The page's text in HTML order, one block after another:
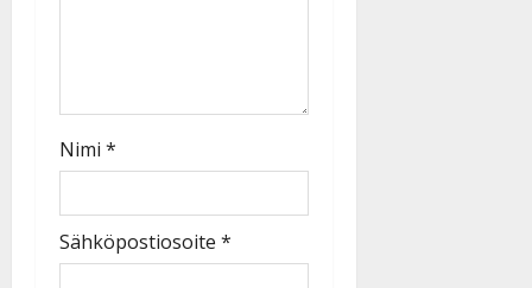
Nimi *
Sähköpostiosoite *